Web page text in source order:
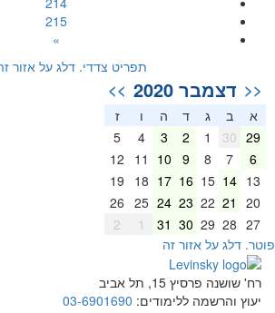
215
»
תפריט צדדי. דלג על אזור זה
<< דצמבר 2020 >>
א ב ג ד ה
ז
29
30
2
3
4
5
6
7
8
9
10
11
12
13
14
15
16
17
18
19
20
21
22
23
24
25
26
27
28
29
30
31
1
2
דלג על אזור זה
רח' שושנה פרסיץ 15, תל אביב
יעוץ והרשמה ללימודים: 03-6901690